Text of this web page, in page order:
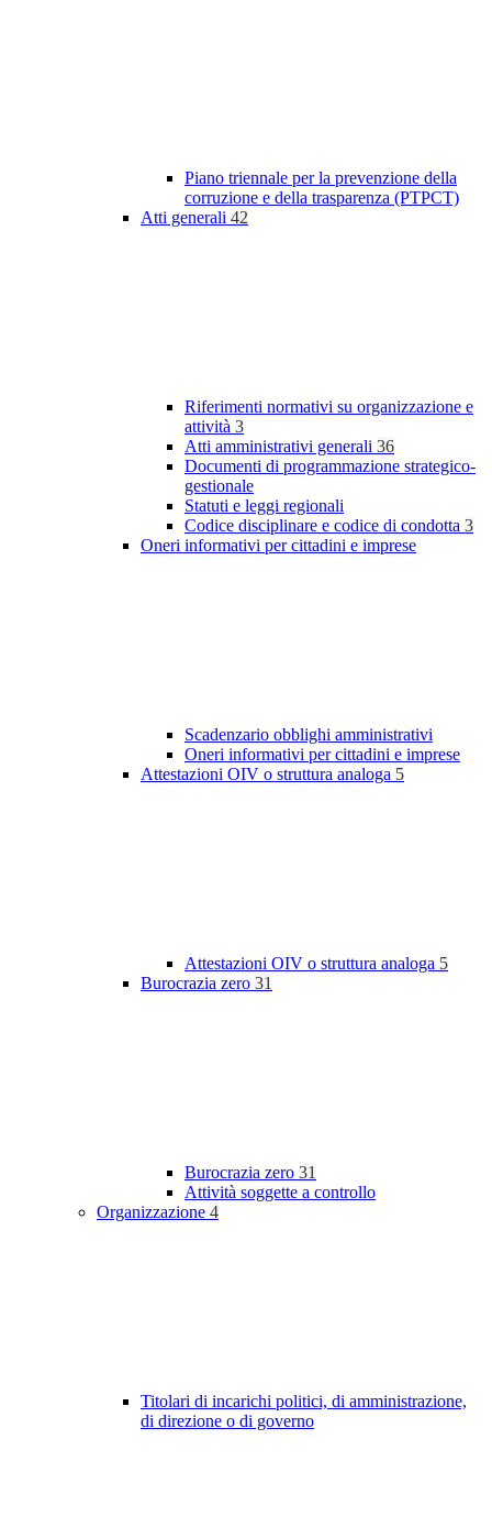
Piano triennale per la prevenzione della
corruzione e della trasparenza (PTPCT)
Atti generali 42
Riferimenti normativi su organizzazione e
attività 3
Atti amministrativi generali 36
Documenti di programmazione strategico-
gestionale
Statuti e leggi regionali
Codice disciplinare e codice di condotta 3
Oneri informativi per cittadini e imprese
Scadenzario obblighi amministrativi
Oneri informativi per cittadini e imprese
Attestazioni OIV o struttura analoga 5
Attestazioni OIV o struttura analoga 5
Burocrazia zero 31
Burocrazia zero 31
Attività soggette a controllo
Organizzazione 4
Titolari di incarichi politici, di amministrazione,
di direzione o di governo